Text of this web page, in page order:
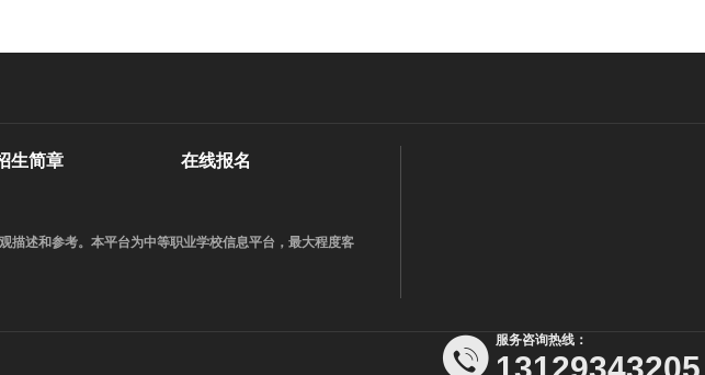
生简章 在线报名
描述和参考。本平台为中等职业学校信息平台，最大程度客
服务咨询热线：